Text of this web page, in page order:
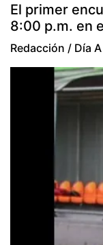
El primer
8:00 p.m. en
Redacción / Día